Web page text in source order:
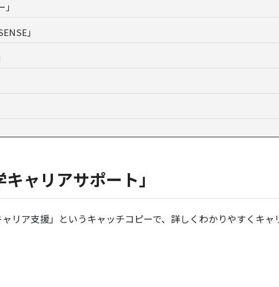
」
ャリアサポート」
リア支援」というキャッチコピーで、詳しくわかりやすくキャ